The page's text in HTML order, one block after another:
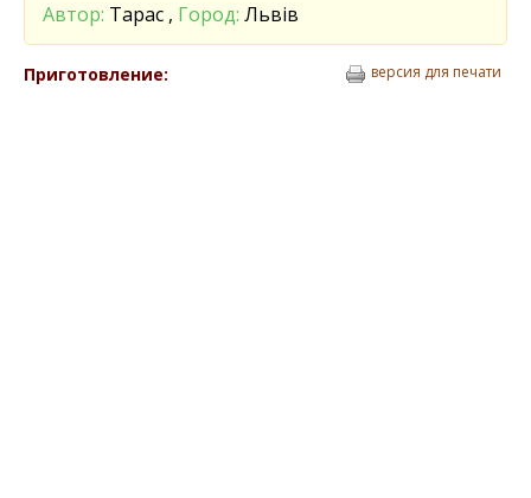
Автор: Тарас , Город: Львів
Приготовление: версия для печати